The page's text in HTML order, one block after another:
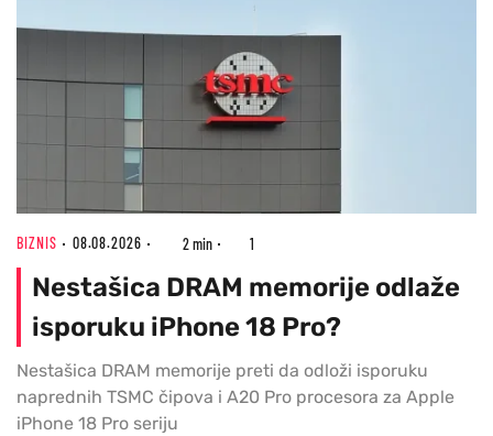
BIZNIS 08.08.2026 2 min 1
Nestašica DRAM memorije odlaže
isporuku iPhone 18 Pro?
Nestašica DRAM memorije preti da odloži isporuku
naprednih TSMC čipova i A20 Pro procesora za Apple
iPhone 18 Pro seriju